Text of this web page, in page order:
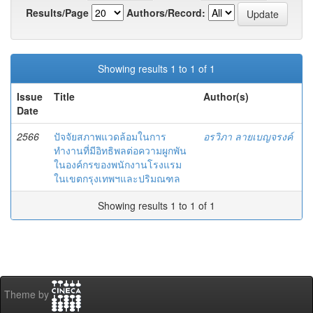
Results/Page
Authors/Record:
Showing results 1 to 1 of 1
Issue
Date
Title Author(s)
2566
ปัจจัยสภาพแวดล้อมในการ
ทำงานที่มีอิทธิพลต่อความผูกพัน
ในองค์กรของพนักงานโรงแรม
ในเขตกรุงเทพฯและปริมณฑล
อรวิภา ลายเบญจรงค์
Showing results 1 to 1 of 1
Theme by